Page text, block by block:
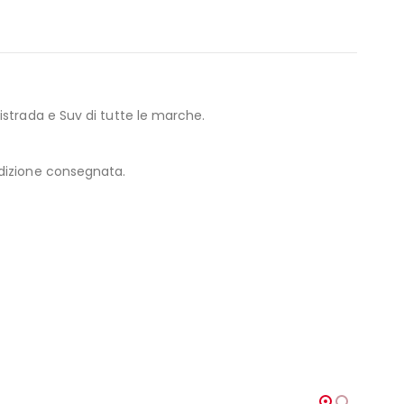
e Suv di tutte le marche.
consegnata.